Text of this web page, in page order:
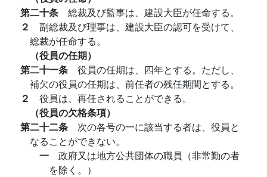
第二十条 総裁及び監事は、建設大臣が任命する。
２ 副総裁及び理事は、建設大臣の認可を受けて、
総裁が任命する。
（役員の任期）
第二十一条 役員の任期は、四年とする。ただし、
補欠の役員の任期は、前任者の残任期間とする。
２ 役員は、再任されることができる。
（役員の欠格条項）
第二十二条 次の各号の一に該当する者は、役員と
なることができない。
一 政府又は地方公共団体の職員（非常勤の者
を除く。）